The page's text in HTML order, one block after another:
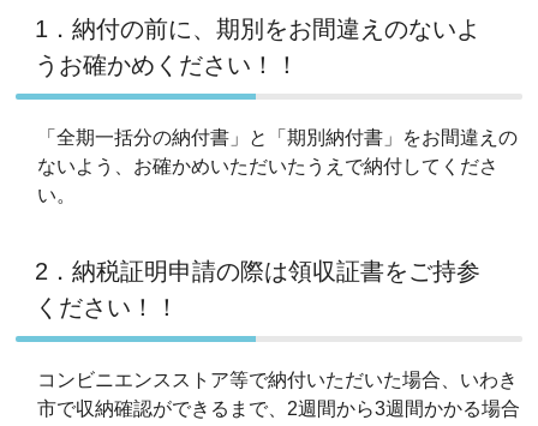
1．納付の前に、期別をお間違えのないよ
うお確かめください！！
「全期一括分の納付書」と「期別納付書」をお間違えの
ないよう、お確かめいただいたうえで納付してくださ
い。
2．納税証明申請の際は領収証書をご持参
ください！！
コンビニエンスストア等で納付いただいた場合、いわき
市で収納確認ができるまで、2週間から3週間かかる場合